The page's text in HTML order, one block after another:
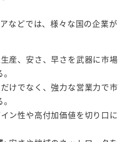
などでは、様々な国の企業が
産、安さ、早さを武器に市場
けでなく、強力な営業力で市
ン性や高付加価値を切り口に